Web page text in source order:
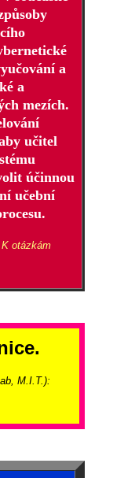
a
a
mezích.
učitel
účinnou
učební
otázkám
M.I.T.):